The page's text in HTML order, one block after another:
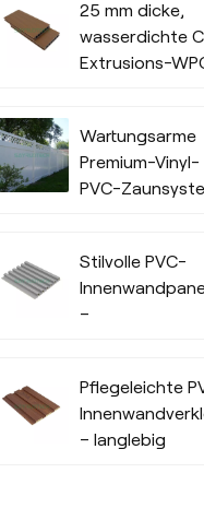
Innenbereich
25 mm dicke,
wasserdichte
Extrusions-
Wartungsarme
Premium-Vinyl-
PVC-
Stilvolle PVC-
–
Pflegeleichte
– langlebig